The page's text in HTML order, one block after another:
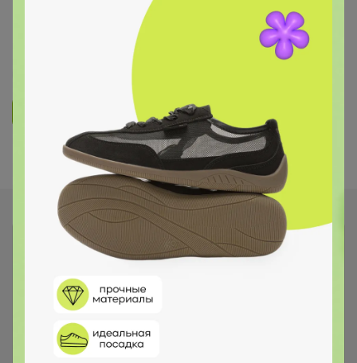
Mixan - premium! Бренд с яркой
индивидуальностью! Осень-зима24
Показаны записи1-2из2 .